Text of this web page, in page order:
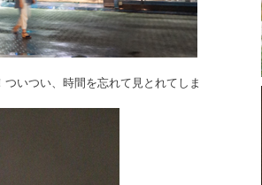
いつい、時間を忘れて見とれてしま